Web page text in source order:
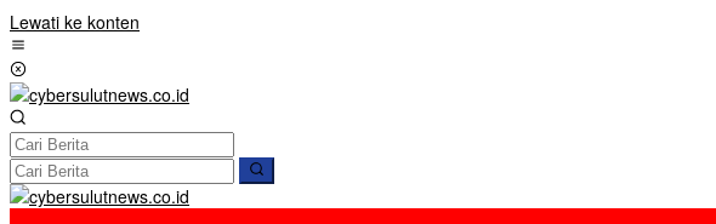
Lewati ke konten